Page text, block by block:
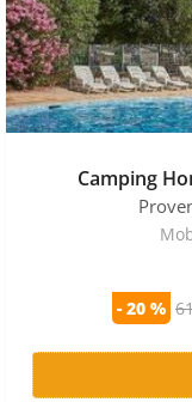
Camping
- 20 %